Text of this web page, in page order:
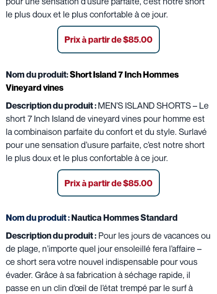
le plus doux et le plus confortable à ce jour.
Prix à partir de $85.00
Nom du produit:Short Island 7 Inch Hommes
Vineyard vines
Description du produit :MEN’S ISLAND SHORTS – Le
short 7 Inch Island de vineyard vines pour homme est
la combinaison parfaite du confort et du style. Surlavé
pour une sensation d’usure parfaite, c’est notre short
le plus doux et le plus confortable à ce jour.
Prix à partir de $85.00
Nom du produit :Nautica Hommes Standard
Description du produit : Pour les jours de vacances ou
de plage, n’importe quel jour ensoleillé fera l’affaire –
ce short sera votre nouvel indispensable pour vous
évader. Grâce à sa fabrication à séchage rapide, il
passe en un clin d’œil de l’état trempé par le surf à